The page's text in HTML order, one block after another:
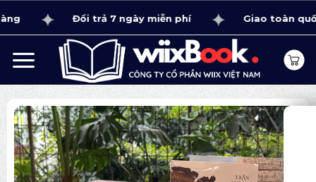
qua
dung
Đổi trả 7 ngày miễn phí Giao toàn quốc 1